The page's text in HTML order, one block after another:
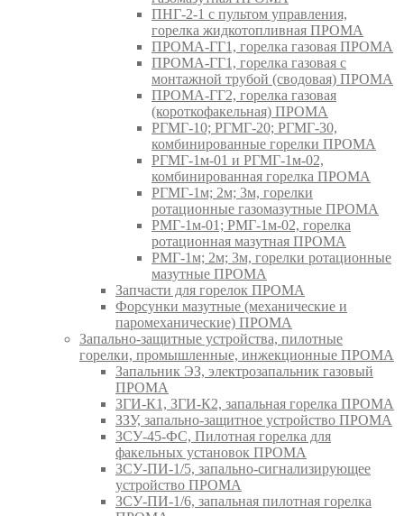
ПНГ-2-1 с пультом управления,
горелка жидкотопливная ПРОМА
ПРОМА-ГГ1, горелка газовая ПРОМА
ПРОМА-ГГ1, горелка газовая с
монтажной трубой (сводовая) ПРОМА
ПРОМА-ГГ2, горелка газовая
(короткофакельная) ПРОМА
РГМГ-10; РГМГ-20; РГМГ-30,
комбинированные горелки ПРОМА
РГМГ-1м-01 и РГМГ-1м-02,
комбинированная горелка ПРОМА
РГМГ-1м; 2м; 3м, горелки
ротационные газомазутные ПРОМА
РМГ-1м-01; РМГ-1м-02, горелка
ротационная мазутная ПРОМА
РМГ-1м; 2м; 3м, горелки ротационные
мазутные ПРОМА
Запчасти для горелок ПРОМА
Форсунки мазутные (механические и
паромеханические) ПРОМА
Запально-защитные устройства, пилотные
горелки, промышленные, инжекционные ПРОМА
Запальник ЭЗ, электрозапальник газовый
ПРОМА
ЗГИ-К1, ЗГИ-К2, запальная горелка ПРОМА
ЗЗУ, запально-защитное устройство ПРОМА
ЗСУ-45-ФС, Пилотная горелка для
факельных установок ПРОМА
ЗСУ-ПИ-1/5, запально-сигнализирующее
устройство ПРОМА
ЗСУ-ПИ-1/6, запальная пилотная горелка